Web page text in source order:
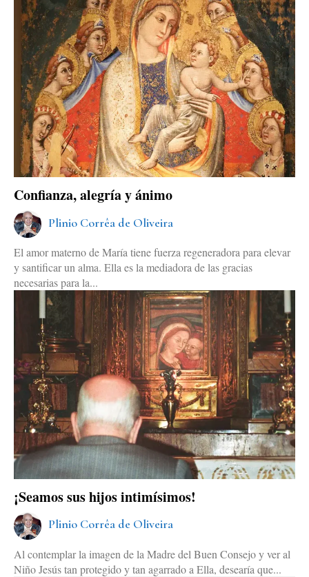
Confianza, alegría y ánimo
Plinio Corrêa de Oliveira
El amor materno de María tiene fuerza regeneradora para elevar
y santificar un alma. Ella es la mediadora de las gracias
necesarias para la...
¡Seamos sus hijos intimísimos!
Plinio Corrêa de Oliveira
Al contemplar la imagen de la Madre del Buen Consejo y ver al
Niño Jesús tan protegido y tan agarrado a Ella, desearía que...